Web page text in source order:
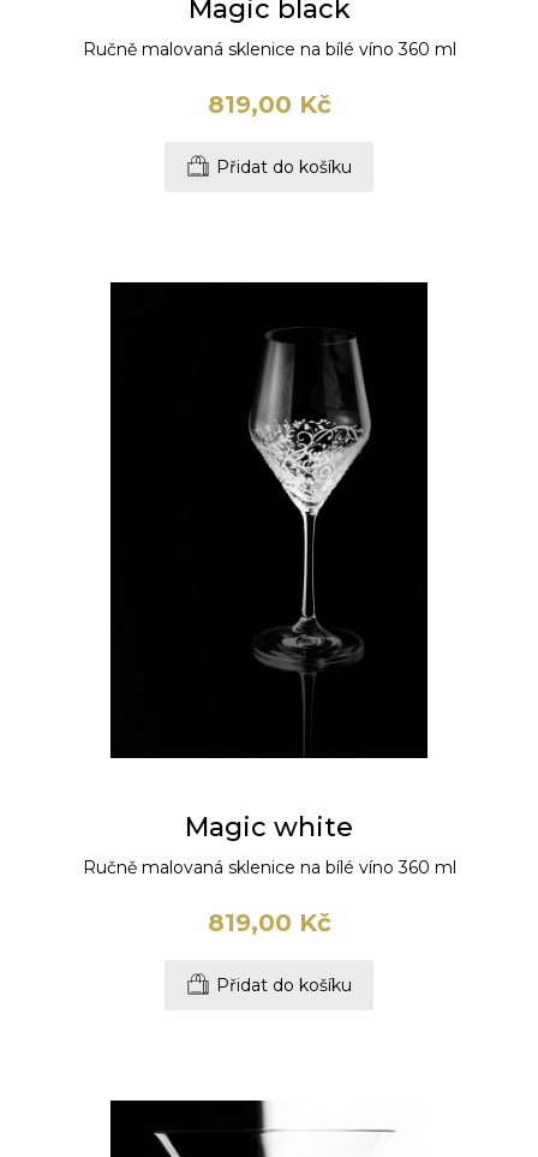
Magic black
Ručně malovaná sklenice na bílé víno 360 ml
819,00 Kč
Přidat do košíku
Magic white
Ručně malovaná sklenice na bílé víno 360 ml
819,00 Kč
Přidat do košíku